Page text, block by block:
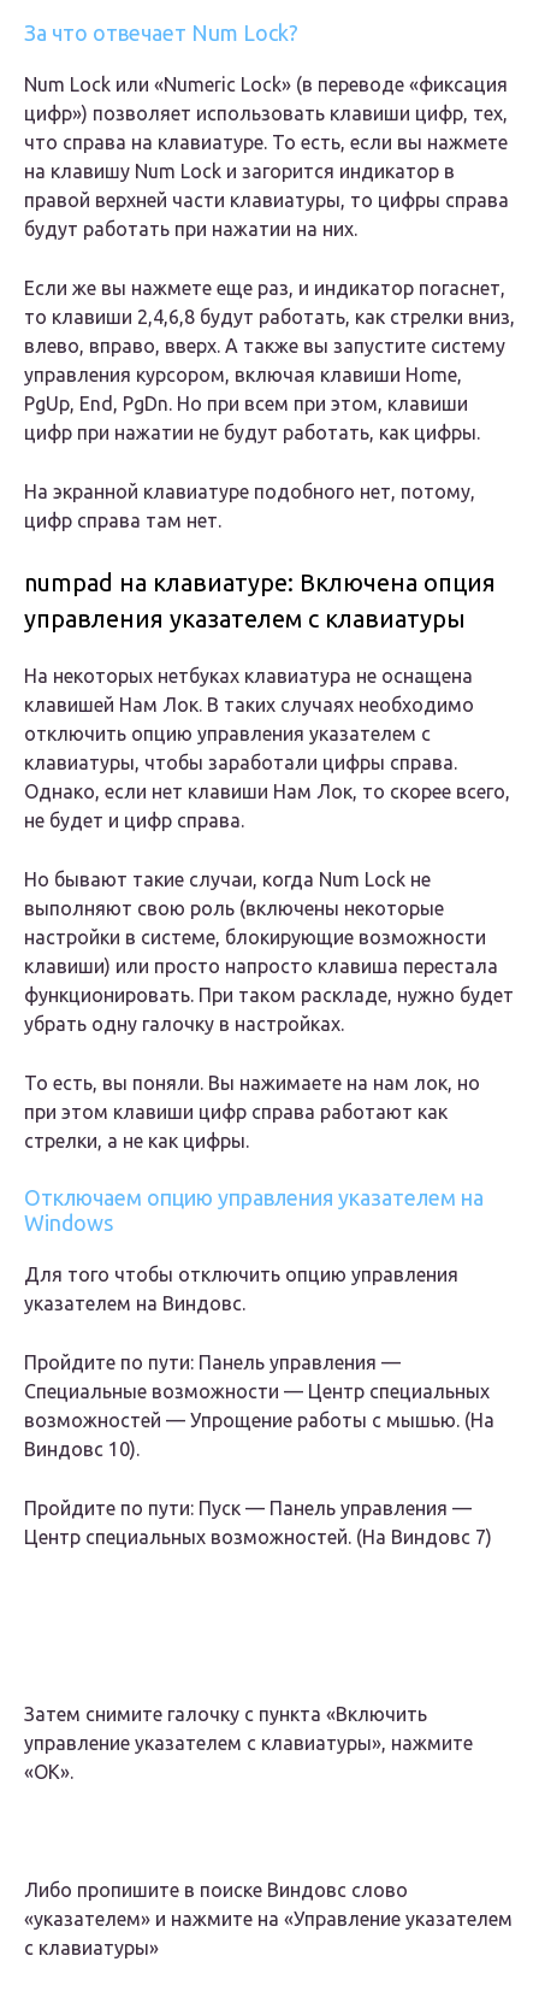
За что отвечает Num Lock?
Num Lock или «Numeric Lock» (в переводе «фиксация
цифр») позволяет использовать клавиши цифр, тех,
что справа на клавиатуре. То есть, если вы нажмете
на клавишу Num Lock и загорится индикатор в
правой верхней части клавиатуры, то цифры справа
будут работать при нажатии на них.
Если же вы нажмете еще раз, и индикатор погаснет,
то клавиши 2,4,6,8 будут работать, как стрелки вниз,
влево, вправо, вверх. А также вы запустите систему
управления курсором, включая клавиши Home,
PgUp, End, PgDn. Но при всем при этом, клавиши
цифр при нажатии не будут работать, как цифры.
На экранной клавиатуре подобного нет, потому,
цифр справа там нет.
numpad на клавиатуре: Включена опция
управления указателем с клавиатуры
На некоторых нетбуках клавиатура не оснащена
клавишей Нам Лок. В таких случаях необходимо
отключить опцию управления указателем с
клавиатуры, чтобы заработали цифры справа.
Однако, если нет клавиши Нам Лок, то скорее всего,
не будет и цифр справа.
Но бывают такие случаи, когда Num Lock не
выполняют свою роль (включены некоторые
настройки в системе, блокирующие возможности
клавиши) или просто напросто клавиша перестала
функционировать. При таком раскладе, нужно будет
убрать одну галочку в настройках.
То есть, вы поняли. Вы нажимаете на нам лок, но
при этом клавиши цифр справа работают как
стрелки, а не как цифры.
Отключаем опцию управления указателем на
Windows
Для того чтобы отключить опцию управления
указателем на Виндовс.
Пройдите по пути: Панель управления —
Специальные возможности — Центр специальных
возможностей — Упрощение работы с мышью. (На
Виндовс 10).
Пройдите по пути: Пуск — Панель управления —
Центр специальных возможностей. (На Виндовс 7)
Затем снимите галочку с пункта «Включить
управление указателем с клавиатуры», нажмите
«ОК».
Либо пропишите в поиске Виндовс слово
«указателем» и нажмите на «Управление указателем
с клавиатуры»